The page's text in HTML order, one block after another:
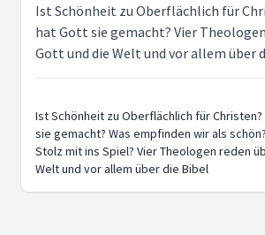
Ist Schönheit zu Oberflächlich für
hat Gott sie gemacht? Vier
Gott und die Welt und vor allem über
Ist Schönheit zu Oberflächlich für
sie gemacht? Was empfinden wir als
Stolz mit ins Spiel? Vier Theologen reden
Welt und vor allem über die Bibel